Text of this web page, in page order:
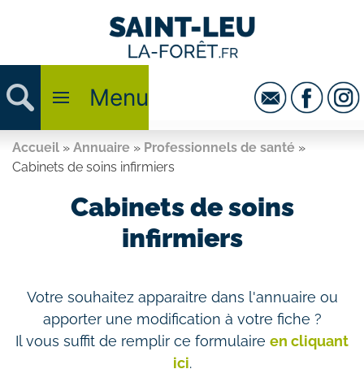
Menu
Accueil » Annuaire » Professionnels de santé »
Cabinets de soins infirmiers
Cabinets de soins
infirmiers
Votre souhaitez apparaitre dans l'annuaire ou
apporter une modification à votre fiche ?
Il vous suffit de remplir ce formulaire en cliquant
ici.